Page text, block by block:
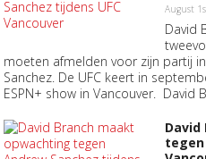
August
David
moeten afmelden voor zijn partij
Sanchez. De UFC keert in
ESPN+ show in Vancouver. David
tegen